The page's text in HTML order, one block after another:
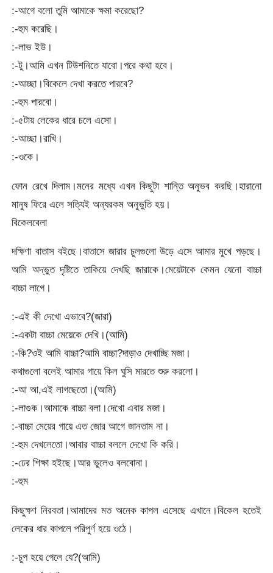
:-আগে বলো তুমি আমাকে ক্ষমা করেছো?
:-হুম করেছি।
:-লাভ ইউ।
:-টু।আমি এখন টিউশনিতে যাবো।পরে কথা হবে।
:-আচ্ছা।বিকেলে দেখা করতে পারবে?
:-হুম পারবো।
:-৫টায় লেকের ধারে চলে এসো।
:-আচ্ছা।রাখি।
:-ওকে।
ফোন রেখে দিলাম।মনের মধ্যে এখন কিছুটা শান্তি অনুভব করছি।হারানো
মানুষ ফিরে এলে সত্যিই অন্যরকম অনুভুতি হয়।
বিকেলবেলা
দক্ষিণা বাতাস বইছে।বাতাসে জারার চুলগুলো উড়ে এসে আমার মুখে পড়ছে।
আমি অদ্ভুত দৃষ্টিতে তাকিয়ে দেখছি জারাকে।মেয়েটাকে কেমন যেনো বাচ্চা
বাচ্চা লাগে।
:-এই কী দেখো এভাবে?(জারা)
:-একটা বাচ্চা মেয়েকে দেখি।(আমি)
:-কি?ওই আমি বাচ্চা?আমি বাচ্চা?দাড়াও দেখাচ্ছি মজা।
কথাগুলো বলেই আমার গায়ে কিল ঘুসি মারতে শুরু করলো।
:-আ আ,এই লাগছেতো।(আমি)
:-লাগুক।আমাকে বাচ্চা বলা।দেখো এবার মজা।
:-বাচ্চা মেয়ের গায়ে এত জোর আগে জানতাম না।
:-হুম দেখলেতো।আবার বাচ্চা বললে দেখো কি করি।
:-ঢের শিক্ষা হইছে।আর ভুলেও বলবোনা।
:-হুম
কিছুক্ষণ নিরবতা।আমাদের মত অনেক কাপল এসেছে এখানে।বিকেল হতেই
লেকের ধার কাপলে পরিপুর্ণ হয়ে ওঠে।
:-চুপ হয়ে গেলে যে?(আমি)